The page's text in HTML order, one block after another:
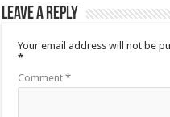
Leave a Reply
Your email address will not be
*
Comment*